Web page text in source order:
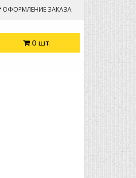
ОФОРМЛЕНИЕ ЗАКАЗА
0 шт.